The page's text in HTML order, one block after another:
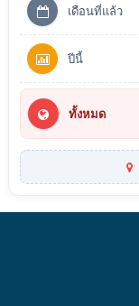
เดือนที่แล้ว
ปีนี้
ทั้งหมด